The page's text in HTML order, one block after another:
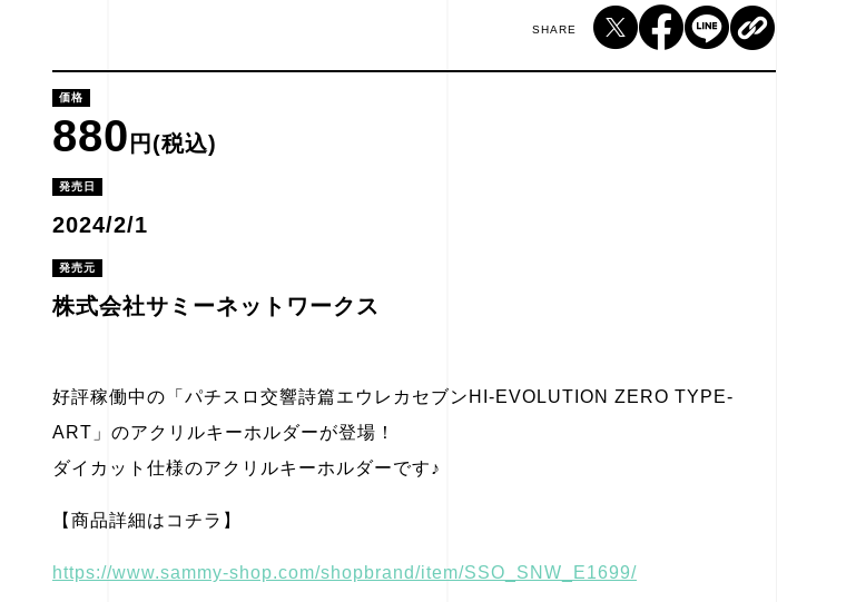
SHARE
価格
880 円(税込)
発売日
2024/2/1
発売元
株式会社サミーネットワークス
好評稼働中の「パチスロ交響詩篇エウレカセブンHI-EVOLUTION ZERO TYPE-
ART」のアクリルキーホルダーが登場！
ダイカット仕様のアクリルキーホルダーです♪
【商品詳細はコチラ】
https://www.sammy-shop.com/shopbrand/item/SSO_SNW_E1699/